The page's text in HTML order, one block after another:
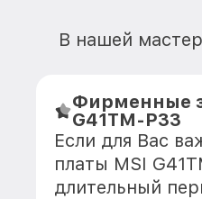
В нашей
Фирменные
G41TM-P33
Если для Вас
платы MSI
длительный